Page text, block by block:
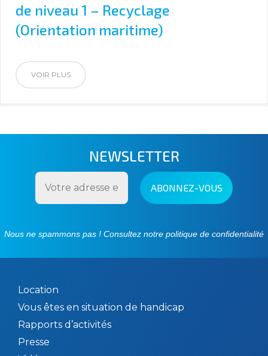
de niveau 1 – Recyclage
(Orientation maritime)
VOIR PLUS
NEWSLETTER
Nous ne spammons pas ! Consultez notre politique de confidentialité
Location
Vous êtes en situation de handicap
Rapports d’activités
Presse